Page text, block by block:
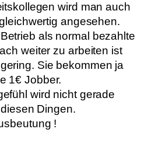
wird man auch
angesehen.
als normal bezahlte
weiter zu arbeiten ist
Sie bekommen ja
1€ Jobber.
wird nicht gerade
Dingen.
!